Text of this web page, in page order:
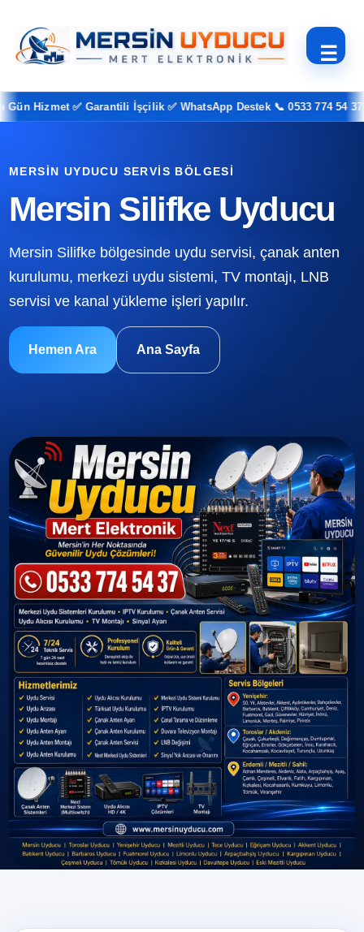
☰
Hizmet ✅ Garantili İşçilik ✅ WhatsApp Destek 📞 0533 774 54 37
MERSIN UYDUCU SERVIS BÖLGESI
Mersin Silifke Uyducu
Mersin Silifke bölgesinde uydu servisi, çanak anten
kurulumu, merkezi uydu sistemi, TV montajı, LNB
servisi ve kanal yükleme işleri yapılır.
Hemen Ara Ana Sayfa